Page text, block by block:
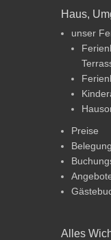
Haus,
unser
Preise
Alles